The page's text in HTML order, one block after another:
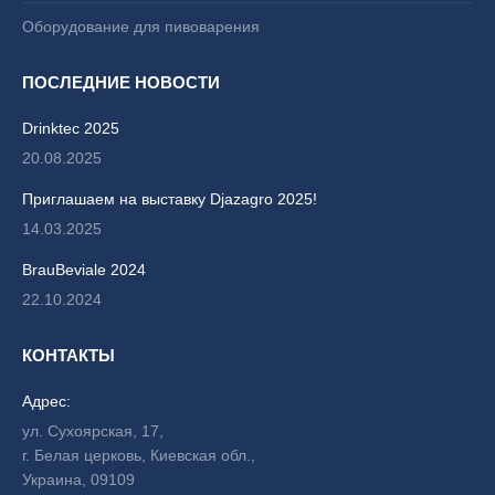
Оборудование для пивоварения
ПОСЛЕДНИЕ НОВОСТИ
Drinktec 2025
20.08.2025
Приглашаем на выставку Djazagro 2025!
14.03.2025
BrauBeviale 2024
22.10.2024
КОНТАКТЫ
Адрес:
ул. Сухоярская, 17,
г. Белая церковь, Киевская обл.,
Украина, 09109